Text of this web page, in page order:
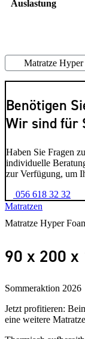
Auslastung
Matratze
Benötigen
Wir sind für
Haben Sie Fragen
individuelle
zur Verfügung, um
056 618 32 32
Matratzen
Matratze Hyper
90 x 200 x
Sommeraktion 2026
Jetzt profitieren:
eine weitere